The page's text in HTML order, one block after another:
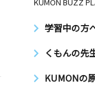
学習中の方
くもんの先
KUMONの